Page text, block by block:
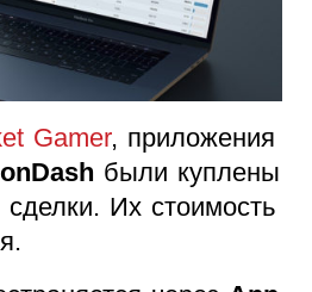
Gamer, приложения
были куплены
Их стоимость